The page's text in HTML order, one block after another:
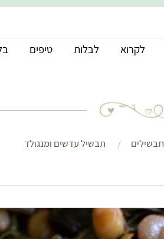
לקרוא לבלות טיפים
תבשילים תבשיל עדשים ומנגולד